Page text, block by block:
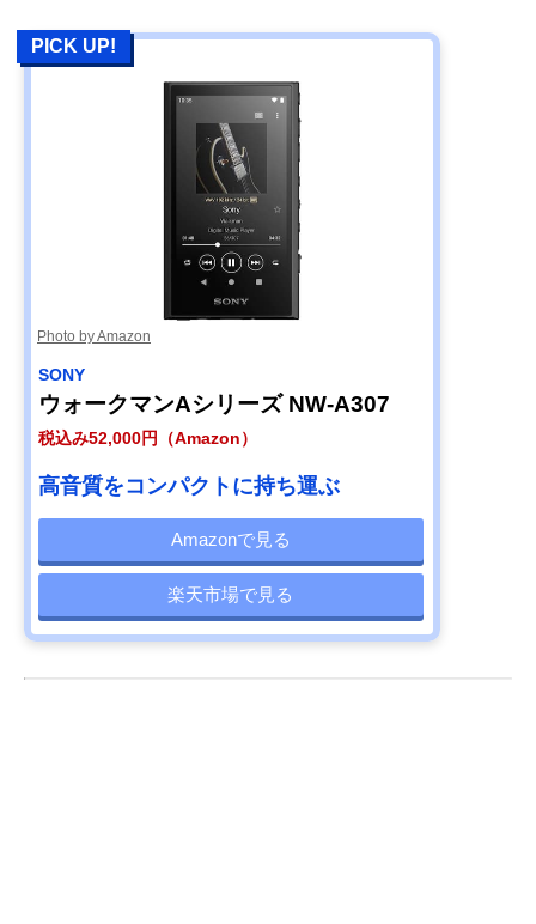
PICK UP!
Photo by Amazon
SONY
ウォークマンAシリーズ NW-A307
税込み52,000円（Amazon）
高音質をコンパクトに持ち運ぶ
Amazonで見る
楽天市場で見る